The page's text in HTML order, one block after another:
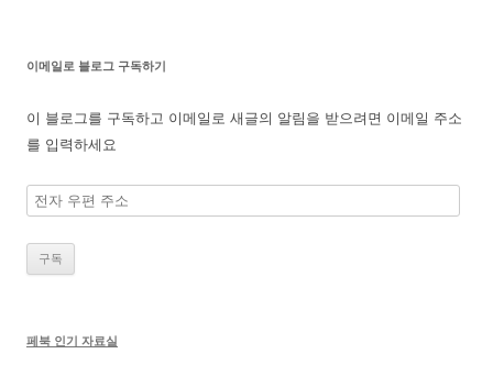
이메일로 블로그 구독하기
이 블로그를 구독하고 이메일로 새글의 알림을 받으려면 이메일 주소
를 입력하세요
전
우
편
페북 인기 자료실